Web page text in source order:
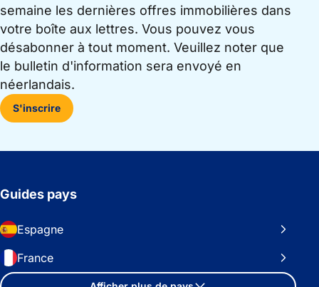
semaine les dernières offres immobilières dans
votre boîte aux lettres. Vous pouvez vous
désabonner à tout moment. Veuillez noter que
le bulletin d'information sera envoyé en
néerlandais.
S'inscrire
Guides pays
Espagne
France